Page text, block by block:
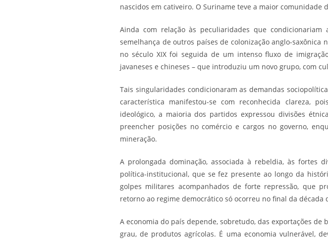
nascidos em cativeiro. O Suriname teve a maior
Ainda com relação às peculiaridades que
semelhança de outros países de colonização anglo-saxônica
no século XIX foi seguida de um intenso fluxo de
javaneses e chineses – que introduziu um novo grupo, com
Tais singularidades condicionaram as demandas
característica manifestou-se com reconhecida clareza,
ideológico, a maioria dos partidos expressou divisões
preencher posições no comércio e cargos no governo,
mineração.
A prolongada dominação, associada à rebeldia, às fortes
política-institucional, que se fez presente ao longo da
golpes militares acompanhados de forte repressão, que
retorno ao regime democrático só ocorreu no final da década
A economia do país depende, sobretudo, das exportações
grau, de produtos agrícolas. É uma economia vulnerável,